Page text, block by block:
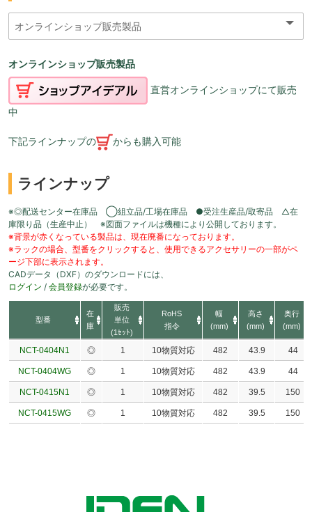
オンラインショップ販売製品
直営オンラインショップにて販売
中
下記ラインナップの からも購入可能
ラインナップ
※◎配送センター在庫品 ◯組立品/工場在庫品 ●受注生産品/取寄品 △在
庫限り品（生産中止） ※図面ファイルは機種により公開しております。
※背景が赤くなっている製品は、現在廃番になっております。
※ラックの場合、型番をクリックすると、使用できるアクセサリーの一部がペ
ージ下部に表示されます。
CADデータ（DXF）のダウンロードには、
ログイン / 会員登録が必要です。
型番
在
庫
販売
単位
(1ｾｯﾄ)
RoHS
指令
幅
(mm)
高さ
(mm)
奥行
(mm)
NCT-0404N1 ◎ 1 10物質対応 482 43.9 44
NCT-0404WG ◎ 1 10物質対応 482 43.9 44
NCT-0415N1 ◎ 1 10物質対応 482 39.5 150
NCT-0415WG ◎ 1 10物質対応 482 39.5 150